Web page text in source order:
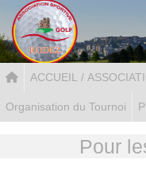
ACCUEIL /
Organisation du Tournoi
Pour
Panneau de gestion des